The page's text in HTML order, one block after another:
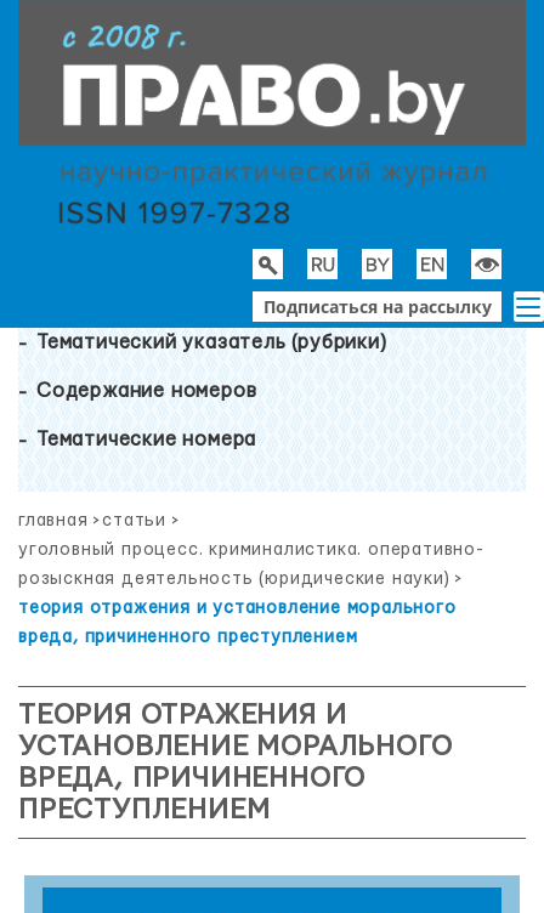
Подписаться на рассылку
Тематический указатель (рубрики)
Содержание номеров
Тематические номера
главная >статьи >
уголовный процесс. криминалистика. оперативно-
розыскная деятельность (юридические науки) >
теория отражения и установление морального
вреда, причиненного преступлением
ТЕОРИЯ ОТРАЖЕНИЯ И
УСТАНОВЛЕНИЕ МОРАЛЬНОГО
ВРЕДА, ПРИЧИНЕННОГО
ПРЕСТУПЛЕНИЕМ